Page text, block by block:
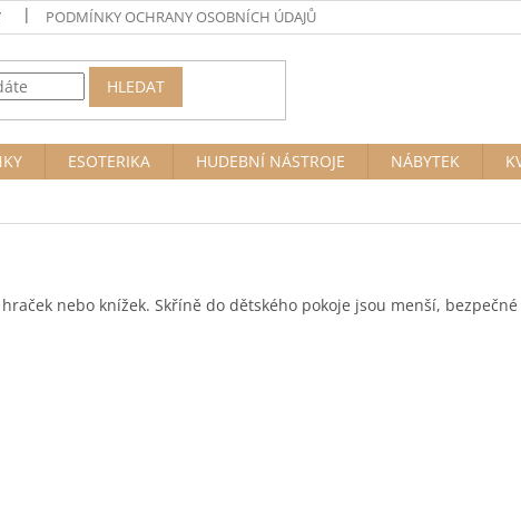
PODMÍNKY OCHRANY OSOBNÍCH ÚDAJŮ
HLEDAT
ESOTERIKA HUDEBNÍ NÁSTROJE NÁBYTEK
nebo knížek. Skříně do dětského pokoje jsou menší,